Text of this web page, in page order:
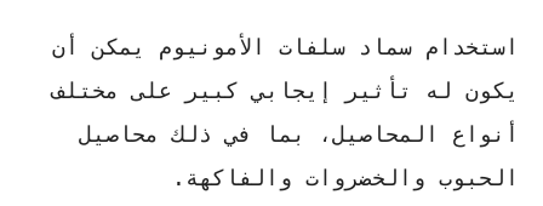
استخدام سماد سلفات الأمونيوم يمكن أن
يكون له تأثير إيجابي كبير على مختلف
أنواع المحاصيل، بما في ذلك محاصيل
الحبوب والخضروات والفاكهة.